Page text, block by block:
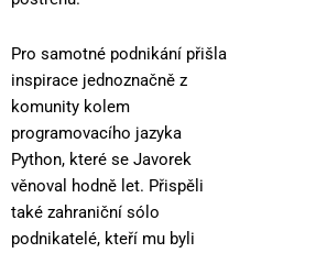
Pro samotné podnikání přišla
inspirace jednoznačně z
komunity kolem
programovacího jazyka
Python, které se Javorek
věnoval hodně let. Přispěli
také zahraniční sólo
podnikatelé, kteří mu byli